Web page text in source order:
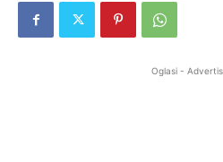
Oglasi -